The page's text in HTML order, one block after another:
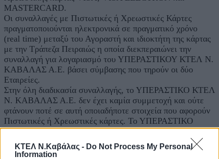
ΚΤΕΛ Ν.Καβάλας - Do Not Process My Personal
Information
MASTERCARD.
Οι συναλλαγές με Πιστωτικές ή Χρεωστικές Κάρτες
πραγματοποιούνται ηλεκτρονικά σε πραγματικό χρόνο
(real time) μεταξύ του Αγοραστή και ιδιοκτήτη της κάρτας
με την Τράπεζα Πειραιώς η οποία διεκπεραιώνει την
συναλλαγή για λογαριασμό του ΥΠΕΡΑΣΤΙΚΟΥ ΚΤΕΛ Ν.
ΚΑΒΑΛΑΣ Α.Ε. βάσει σύμβασης που τηρούν οι δύο
Εταιρείες.
Στην όλη διαδικασία συναλλαγής, το ΥΠΕΡΑΣΤΙΚΟ ΚΤΕΛ
Ν. ΚΑΒΑΛΑΣ Α.Ε. δεν έχει καμία συμμετοχή και ούτε
φτάνουν ποτέ σε αυτή οποιαδήποτε στοιχεία που αφορούν
Πιστωτικές ή Χρεωστικές κάρτες. Το ΥΠΕΡΑΣΤΙΚΟ
ΚΤΕΛ Ν. ΚΑΒΑΛΑΣ Α.Ε. απλά συναινεί προς την
τράπεζα ως προς την αξία της συναλλαγής και μόνο.
Σε τυχόν περιπτώσεις που ο αγοραστής που πραγματοποιεί